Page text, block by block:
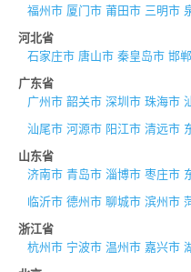
福州市 厦门市 莆田市 三明市
河北省
石家庄市 唐山市 秦皇岛市 邯
广东省
广州市 韶关市 深圳市 珠海市
汕尾市 河源市 阳江市 清远市
山东省
济南市 青岛市 淄博市 枣庄市
临沂市 德州市 聊城市 滨州市
浙江省
杭州市 宁波市 温州市 嘉兴市